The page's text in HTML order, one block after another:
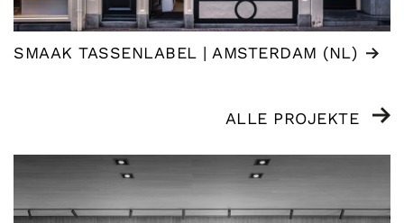
SMAAK TASSENLABEL | AMSTERDAM (NL)
ALLE PROJEKTE